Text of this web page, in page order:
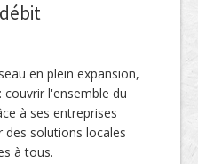
en plein expansion,
l'ensemble du
à ses entreprises
solutions locales
à tous.